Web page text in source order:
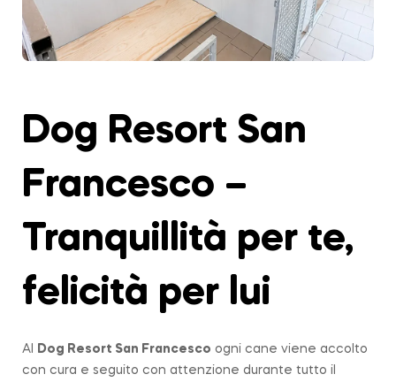
Dog Resort San
Francesco –
Tranquillità per te,
felicità per lui
Al Dog Resort San Francesco ogni cane viene accolto
con cura e seguito con attenzione durante tutto il